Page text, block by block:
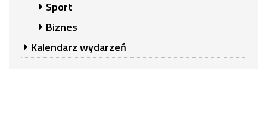
Sport
Biznes
Kalendarz wydarzeń